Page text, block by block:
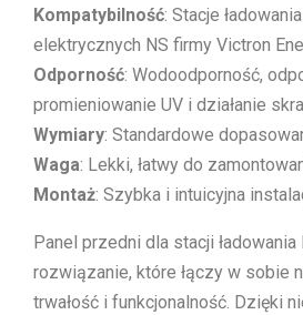
Kompatybilność: Stacje
elektrycznych NS firmy Victron
Odporność: Wodoodporność,
promieniowanie UV i działanie
Wymiary: Standardowe
Waga: Lekki, łatwy do
Montaż: Szybka i intuicyjna
Panel przedni dla stacji
rozwiązanie, które łączy w sobie
trwałość i funkcjonalność. Dzięki